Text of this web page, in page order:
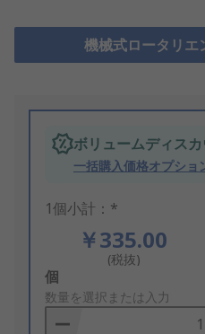
機械式ロータリエ
ボリュームディス
一括購入価格オプショ
1個小計：*
￥335.00
(税抜)
Add
to
Basket
個
数量を選択または入力